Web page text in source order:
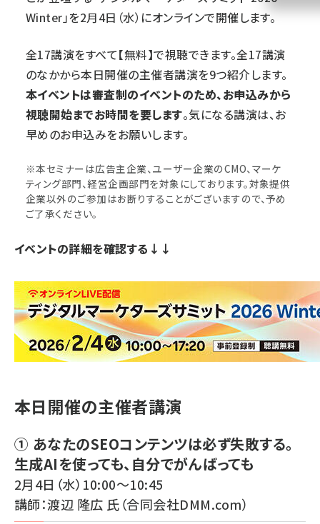
Winter」を2月4日（水）にオンラインで開催します。
全17講演をすべて【無料】で視聴できます。全17講演
のなかから本日開催の主催者講演を9つ紹介します。
本イベントは審査制のイベントのため、お申込みから
視聴開始までお時間を要します。気になる講演は、お
早めのお申込みをお願いします。
※本セミナーは広告主企業、ユーザー企業のCMO、マーケ
ティング部門、経営企画部門を対象にしております。対象提供
企業以外のご参加はお断りすることがございますので、予め
ご了承ください。
イベントの詳細を確認する↓↓
本日開催の主催者講演
① あなたのSEOコンテンツは必ず失敗する。
生成AIを使っても、自分でがんばっても
2月4日（水）10:00～10:45
講師：渡辺 隆広 氏（合同会社DMM.com）
参